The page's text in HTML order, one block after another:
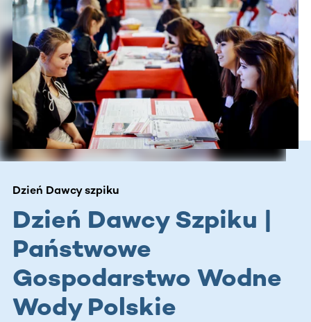
Dzień Dawcy szpiku
Dzień Dawcy Szpiku |
Państwowe
Gospodarstwo Wodne
Wody Polskie